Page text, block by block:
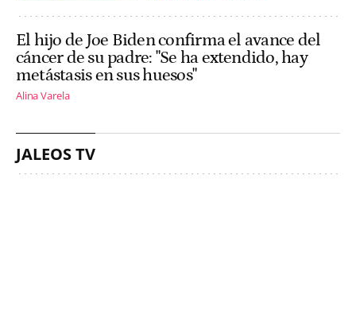
El hijo de Joe Biden confirma el avance del
cáncer de su padre: "Se ha extendido, hay
metástasis en sus huesos"
Alina Varela
JALEOS TV